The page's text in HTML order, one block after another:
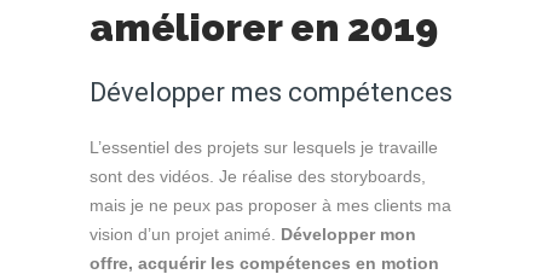
améliorer en 2019
Développer mes compétences
L’essentiel des projets sur lesquels je travaille
sont des vidéos. Je réalise des storyboards,
mais je ne peux pas proposer à mes clients ma
vision d’un projet animé. Développer mon
offre, acquérir les compétences en motion